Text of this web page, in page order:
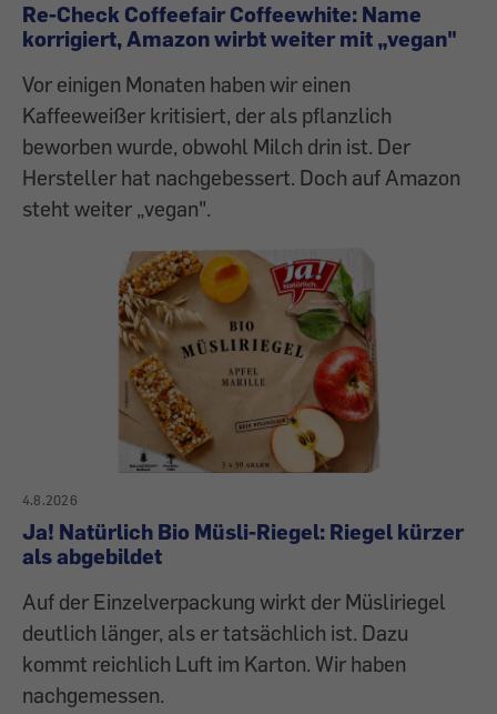
Re-Check Coffeefair Coffeewhite: Name
korrigiert, Amazon wirbt weiter mit „vegan"
Vor einigen Monaten haben wir einen
Kaffeeweißer kritisiert, der als pflanzlich
beworben wurde, obwohl Milch drin ist. Der
Hersteller hat nachgebessert. Doch auf Amazon
steht weiter „vegan".
4.8.2026
Ja! Natürlich Bio Müsli-Riegel: Riegel kürzer
als abgebildet
Auf der Einzelverpackung wirkt der Müsliriegel
deutlich länger, als er tatsächlich ist. Dazu
kommt reichlich Luft im Karton. Wir haben
nachgemessen.